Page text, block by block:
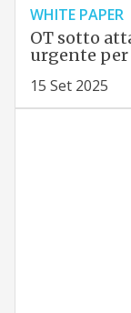
WHITE PAPER
OT sotto
urgente
15 Set 2025